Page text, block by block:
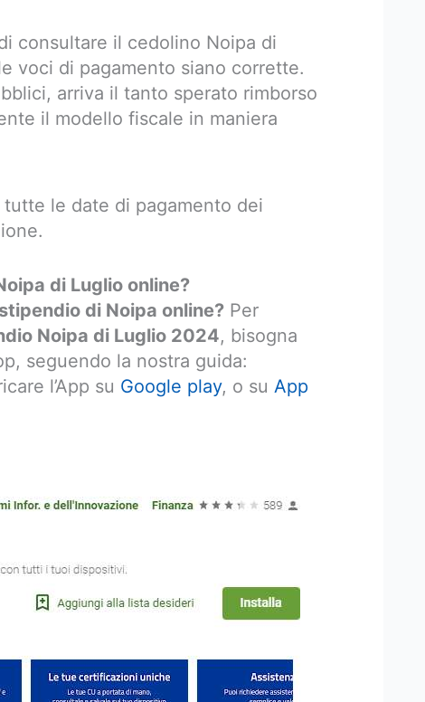
consultare il cedolino Noipa di
voci di pagamento siano corrette.
arriva il tanto sperato rimborso
il modello fiscale in maniera
le date di pagamento dei
di Luglio online?
di Noipa online? Per
Noipa di Luglio 2024, bisogna
seguendo la nostra guida:
l’App su Google play, o su App